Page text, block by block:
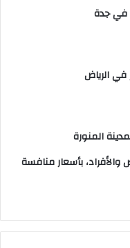
في جدة
في الرياض
المنورة
والأفراد، بأسعار منافسة